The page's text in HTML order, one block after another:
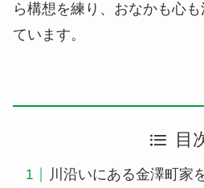
ら構想を練り、おなかも心
ています。
目
川沿いにある金澤町家